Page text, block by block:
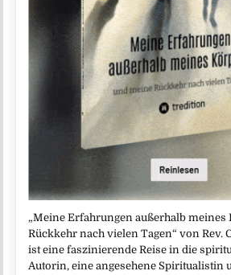
„Meine Erfahrungen außerhalb
Rückkehr nach vielen Tagen“ von Rev.
ist eine faszinierende Reise in die
Autorin, eine angesehene Spiritualistin